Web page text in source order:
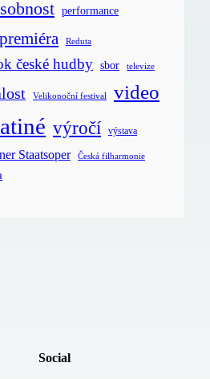
performance
premiéra Reduta
české hudby sbor televize
Velikonoční festival video
výročí výstava
Staatsoper Česká filharmonie
Social